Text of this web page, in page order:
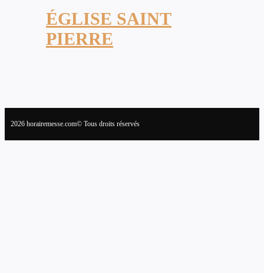
ÉGLISE SAINT
PIERRE
2026 horairemesse.com© Tous droits réservés